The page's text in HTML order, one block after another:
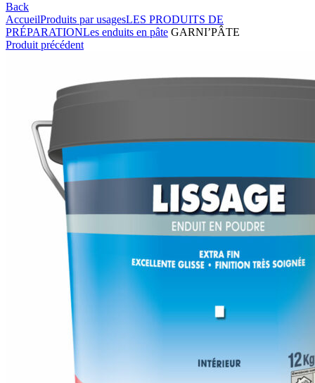
Back
AccueilProduits par usagesLES PRODUITS DE
PRÉPARATIONLes enduits en pâte GARNI’PÂTE
Produit précédent